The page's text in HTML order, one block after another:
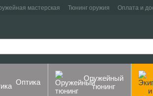
мастерская Тюнинг оружия Оплата и
Оптика
Оружейный
тюнинг